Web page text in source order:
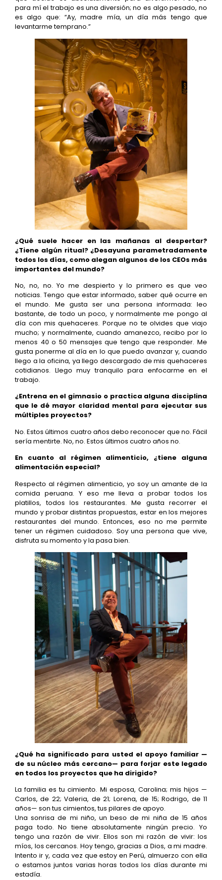
para mí el trabajo es una diversión; no es algo pesado, no
es algo que: “Ay, madre mía, un día más tengo que
levantarme temprano.”
¿Qué suele hacer en las mañanas al despertar?
¿Tiene algún ritual? ¿Desayuna parametradamente
todos los días, como alegan algunos de los CEOs más
importantes del mundo?
No, no, no. Yo me despierto y lo primero es que veo
noticias. Tengo que estar informado, saber qué ocurre en
el mundo. Me gusta ser una persona informada: leo
bastante, de todo un poco, y normalmente me pongo al
día con mis quehaceres. Porque no te olvides que viajo
mucho; y normalmente, cuando amanezco, recibo por lo
menos 40 o 50 mensajes que tengo que responder. Me
gusta ponerme al día en lo que puedo avanzar y, cuando
llego a la oficina, ya llego descargado de mis quehaceres
cotidianos. Llego muy tranquilo para enfocarme en el
trabajo.
¿Entrena en el gimnasio o practica alguna disciplina
que le dé mayor claridad mental para ejecutar sus
múltiples proyectos?
No. Estos últimos cuatro años debo reconocer que no. Fácil
sería mentirte. No, no. Estos últimos cuatro años no.
En cuanto al régimen alimenticio, ¿tiene alguna
alimentación especial?
Respecto al régimen alimenticio, yo soy un amante de la
comida peruana. Y eso me lleva a probar todos los
platillos, todos los restaurantes. Me gusta recorrer el
mundo y probar distintas propuestas, estar en los mejores
restaurantes del mundo. Entonces, eso no me permite
tener un régimen cuidadoso. Soy una persona que vive,
disfruta su momento y la pasa bien.
¿Qué ha significado para usted el apoyo familiar —
de su núcleo más cercano— para forjar este legado
en todos los proyectos que ha dirigido?
La familia es tu cimiento. Mi esposa, Carolina; mis hijos —
Carlos, de 22; Valeria, de 21; Lorena, de 15; Rodrigo, de 11
años— son tus cimientos, tus pilares de apoyo.
Una sonrisa de mi niño, un beso de mi niña de 15 años
paga todo. No tiene absolutamente ningún precio. Yo
tengo una razón de vivir. Ellos son mi razón de vivir: los
míos, los cercanos. Hoy tengo, gracias a Dios, a mi madre.
Intento ir y, cada vez que estoy en Perú, almuerzo con ella
o estamos juntos varias horas todos los días durante mi
estadía.